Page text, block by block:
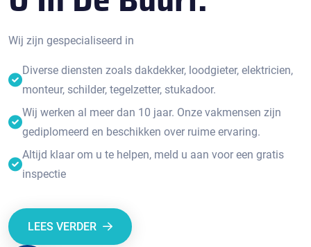
Wij zijn gespecialiseerd in
Diverse diensten zoals dakdekker, loodgieter, elektricien,
monteur, schilder, tegelzetter, stukadoor.
Wij werken al meer dan 10 jaar. Onze vakmensen zijn
gediplomeerd en beschikken over ruime ervaring.
Altijd klaar om u te helpen, meld u aan voor een gratis
inspectie
LEES VERDER